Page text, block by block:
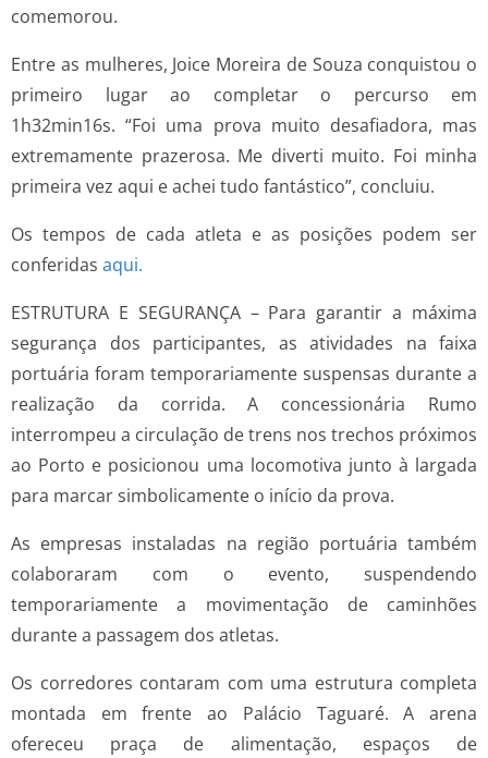
comemorou.
Entre as mulheres, Joice Moreira de Souza conquistou o
primeiro lugar ao completar o percurso em
1h32min16s. “Foi uma prova muito desafiadora, mas
extremamente prazerosa. Me diverti muito. Foi minha
primeira vez aqui e achei tudo fantástico”, concluiu.
Os tempos de cada atleta e as posições podem ser
conferidas aqui.
ESTRUTURA E SEGURANÇA – Para garantir a máxima
segurança dos participantes, as atividades na faixa
portuária foram temporariamente suspensas durante a
realização da corrida. A concessionária Rumo
interrompeu a circulação de trens nos trechos próximos
ao Porto e posicionou uma locomotiva junto à largada
para marcar simbolicamente o início da prova.
As empresas instaladas na região portuária também
colaboraram com o evento, suspendendo
temporariamente a movimentação de caminhões
durante a passagem dos atletas.
Os corredores contaram com uma estrutura completa
montada em frente ao Palácio Taguaré. A arena
ofereceu praça de alimentação, espaços de